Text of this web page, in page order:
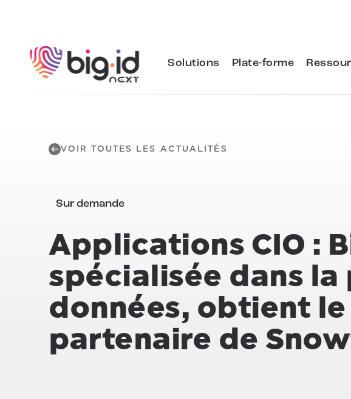
Solutions Plate-forme
VOIR TOUTES LES ACTUALITÉS
Sur demande
Applications CIO :
spécialisée dans
données, obtient
partenaire de